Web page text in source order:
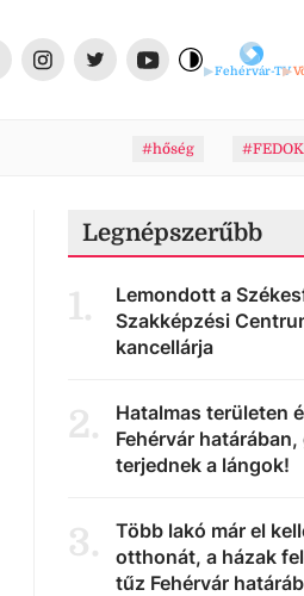
Fehérvár-TV
#hőség #FEDOK
Legnépszerűbb
1.
Lemondott a
Szakképzési
kancellárja
2.
Hatalmas területen
Fehérvár
terjednek a lángok!
3.
Több lakó már el
otthonát, a házak
tűz Fehérvár